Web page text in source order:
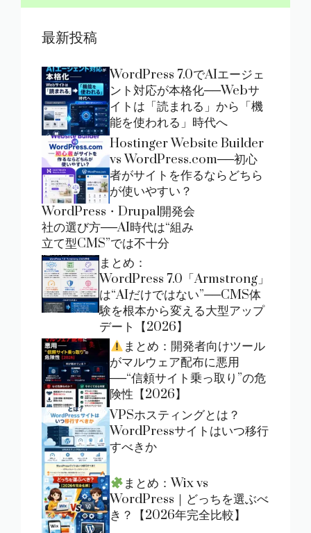
最新投稿
WordPress 7.0でAIエージェ
ント対応が本格化──Webサ
イトは「読まれる」から「機
能を使われる」時代へ
Hostinger Website Builder
vs WordPress.com──初心
者がサイトを作るならどちら
が使いやすい？
WordPress・Drupal開発会
社の選び方──AI時代は“組み
立て型CMS”では不十分
まとめ：
WordPress 7.0「Armstrong」
は“AIだけではない”──CMS体
験を根本から変える大型アップ
デート【2026】
まとめ：開発者向けツール
がマルウェア配布に悪用
──“信頼サイト乗っ取り”の危
険性【2026】
VPSホスティングとは？
WordPressサイトはいつ移行
すべきか
まとめ：Wix vs
WordPress｜どっちを選ぶべ
き？【2026年完全比較】